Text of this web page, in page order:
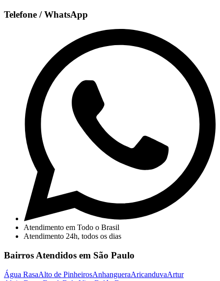
Telefone / WhatsApp
Atendimento em Todo o Brasil
Atendimento 24h, todos os dias
Bairros Atendidos em São Paulo
Água RasaAlto de PinheirosAnhangueraAricanduvaArtur